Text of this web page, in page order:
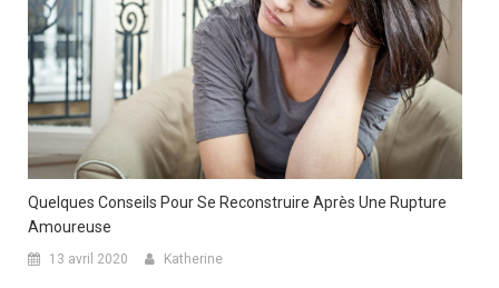
Quelques Conseils Pour Se Reconstruire Après Une Rupture
Amoureuse
13 avril 2020 Katherine